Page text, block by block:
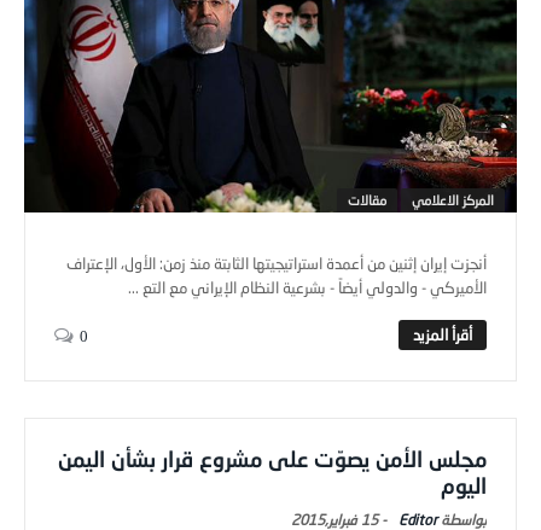
المركز الاعلامي مقالات
أنجزت إيران إثنين من أعمدة استراتيجيتها الثابتة منذ زمن: الأول، الإعتراف
الأميركي - والدولي أيضاً - بشرعية النظام الإيراني مع التع ...
0
مجلس الأمن يصوّت على مشروع قرار بشأن اليمن
اليوم
Editor
-15 فبراير,2015